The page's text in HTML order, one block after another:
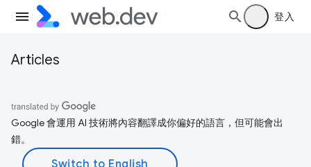
登入
Articles
Google 會運用 AI 技術將內容翻譯成你偏好的語言，但可能會出
錯。